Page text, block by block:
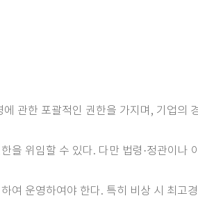
관한 포괄적인 권한을 가지며, 기업의
을 위임할 수 있다. 다만 법령·정관이나
여 운영하여야 한다. 특히 비상 시 최고